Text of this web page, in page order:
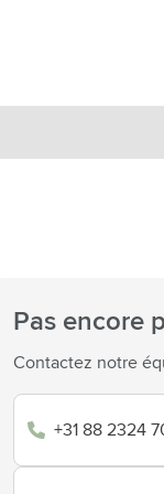
Pas encore
Contactez notre
+31 88 2324